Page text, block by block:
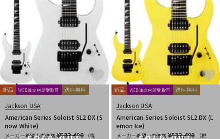
新品 WEB注文店頭受取可 送料無料
Jackson USA
American Series Soloist SL2 DX (S
now White)
メーカー希望小売価格 ¥532,400
（税
新品 WEB注文店頭受取可 送料無料
Jackson USA
American Series Soloist SL2 DX (L
emon Ice)
メーカー希望小売価格 ¥532,400
（税